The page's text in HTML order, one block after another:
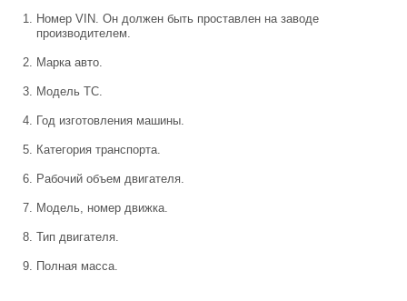
Номер VIN. Он должен быть проставлен на заводе
производителем.
Марка авто.
Модель ТС.
Год изготовления машины.
Категория транспорта.
Рабочий объем двигателя.
Модель, номер движка.
Тип двигателя.
Полная масса.